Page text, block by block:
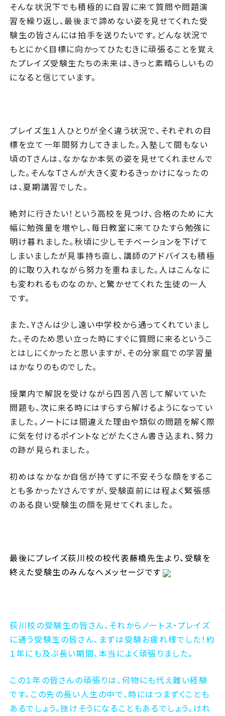
そんな状況下でも積極的に自習に来て質問や問題演
習を繰り返し、最後まで諦めない姿を見せてくれた受
験生の皆さんには拍手を送りたいです。どんな状況で
もとにかく目標に向かってひたむきに頑張ることを覚え
たプレイズ受験生たちの未来は、きっと素晴らしいもの
になると信じています。
プレイズ生１人ひとりが全く違う状況で、それぞれの目
標を立て一年間努力してきました。入塾して間もない
頃のTさんは、なかなか本気の姿を見せてくれませんで
した。そんなTさんが大きく変わるきっかけになったの
は、夏期講習でした。
絶対に行きたい！という高校を見つけ、合格のために大
幅に勉強量を増やし、毎日教室に来てひたすら勉強に
明け暮れました。秋頃に少しモチベーションを下げて
しまいましたが見事持ち直し、講師のアドバイスも積極
的に取り入れながら努力を重ねました。人はこんなに
も変われるものなのか、と驚かせてくれた生徒の一人
です。
また、Yさんは少し遠い中学校から通ってくれていまし
た。そのため思い立った時にすぐに質問に来るというこ
とはしにくかったと思いますが、その分家庭での学習量
はかなりのものでした。
授業内で解説を受けながら四苦八苦して解いていた
問題も、次に来る時にはすらすら解けるようになってい
ました。ノートには間違えた理由や類似の問題を解く際
に気を付けるポイントなどがたくさん書き込まれ、努力
の跡が見られました。
初めはなかなか自信が持てずに不安そうな顔をするこ
とも多かったYさんですが、受験直前には程よく緊張感
のある良い受験生の顔を見せてくれました。
最後にプレイズ荻川校の校代表藤橋先生より、受験を
終えた受験生のみんなへメッセージです
荻川校の受験生の皆さん、それからノートス・プレイズ
に通う受験生の皆さん、まずは受験お疲れ様でした！約
１年にも及ぶ長い期間、本当によく頑張りました。
この１年の皆さんの頑張りは、何物にも代え難い経験
です。この先の長い人生の中で、時にはつまずくことも
あるでしょう。挫けそうになることもあるでしょう。けれ